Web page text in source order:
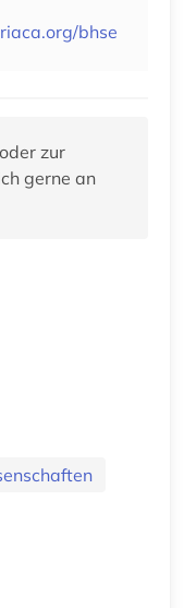
bhse
zur
gerne an